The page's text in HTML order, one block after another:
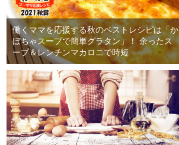
働くママを応援する秋のベストレシピは「か
ぼちゃスープで簡単グラタン」！ 余ったス
ープ＆レンチンマカロニで時短